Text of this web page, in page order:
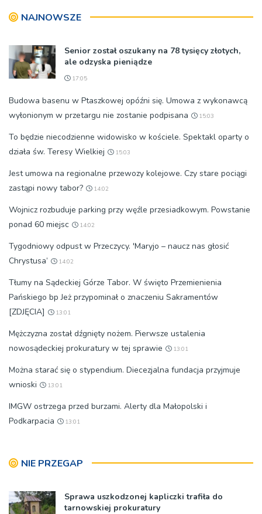
[ZDJĘCIA]
NAJNOWSZE
Senior został oszukany na 78 tysięcy złotych,
ale odzyska pieniądze
17:05
Budowa basenu w Ptaszkowej opóźni się. Umowa z wykonawcą
wyłonionym w przetargu nie zostanie podpisana
15:03
To będzie niecodzienne widowisko w kościele. Spektakl oparty o
działa św. Teresy Wielkiej
15:03
Jest umowa na regionalne przewozy kolejowe. Czy stare pociągi
zastąpi nowy tabor?
14:02
Wojnicz rozbuduje parking przy węźle przesiadkowym. Powstanie
ponad 60 miejsc
14:02
Tygodniowy odpust w Przeczycy. 'Maryjo – naucz nas głosić
Chrystusa’
14:02
Tłumy na Sądeckiej Górze Tabor. W święto Przemienienia
Pańskiego bp Jeż przypominał o znaczeniu Sakramentów
[ZDJĘCIA]
13:01
Mężczyzna został dźgnięty nożem. Pierwsze ustalenia
nowosądeckiej prokuratury w tej sprawie
13:01
Można starać się o stypendium. Diecezjalna fundacja przyjmuje
wnioski
13:01
IMGW ostrzega przed burzami. Alerty dla Małopolski i
Podkarpacia
13:01
NIE PRZEGAP
Sprawa uszkodzonej kapliczki trafiła do
tarnowskiej prokuratury